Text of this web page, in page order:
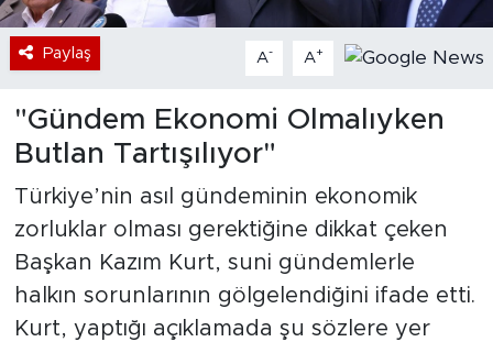
Paylaş A- A+
"Gündem Ekonomi Olmalıyken
Butlan Tartışılıyor"
Türkiye’nin asıl gündeminin ekonomik
zorluklar olması gerektiğine dikkat çeken
Başkan Kazım Kurt, suni gündemlerle
halkın sorunlarının gölgelendiğini ifade etti.
Kurt, yaptığı açıklamada şu sözlere yer